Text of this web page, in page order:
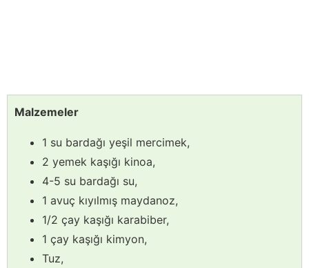
Malzemeler
1 su bardağı yeşil mercimek,
2 yemek kaşığı kinoa,
4-5 su bardağı su,
1 avuç kıyılmış maydanoz,
1/2 çay kaşığı karabiber,
1 çay kaşığı kimyon,
Tuz,